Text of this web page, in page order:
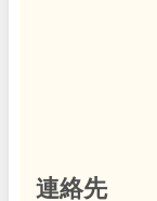
連絡先